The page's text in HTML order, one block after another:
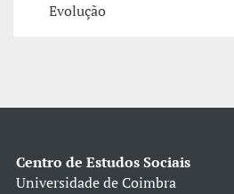
Evolução
Centro de Estudos Sociais
Universidade de Coimbra